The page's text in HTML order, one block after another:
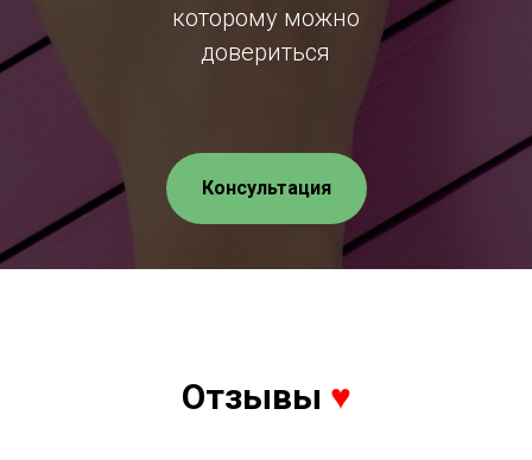
которому можно
довериться
Консультация
Отзывы ♥